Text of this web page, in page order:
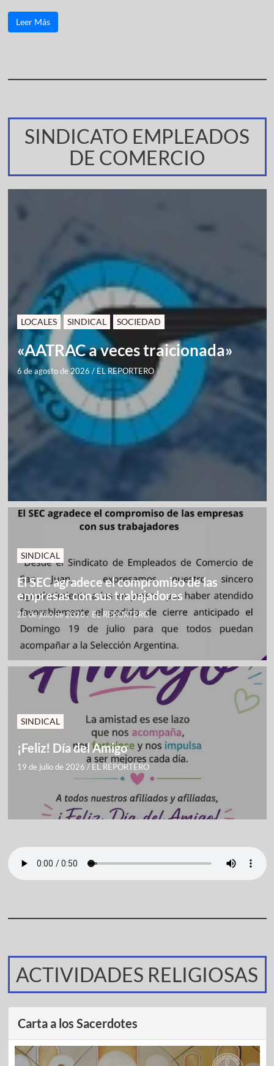
Leer Más
SINDICATO EMPLEADOS
DE COMERCIO
LOCALES SINDICAL SOCIEDAD
«AATRAC a veces traicionada»
6 de agosto de 2026 / EL REPORTERO
SINDICAL
El SEC agradece el compromiso de las
empresas con sus trabajadores
28 de julio de 2026/ EL REPORTERO
SINDICAL
¡Feliz! Día del Amigo
19 de julio de 2026 / EL REPORTERO
ACTIVIDADES RELIGIOSAS
Carta a los Sacerdotes